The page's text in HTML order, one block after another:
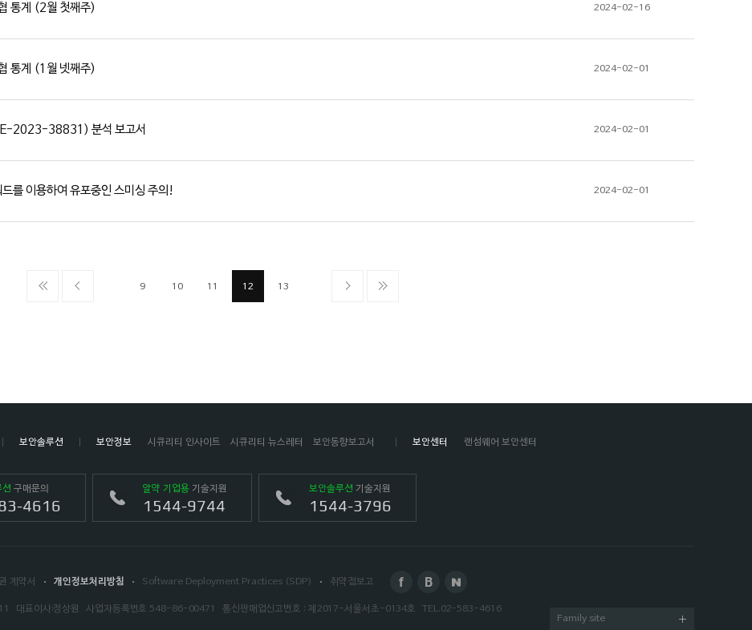
통계 (2월 첫째주) 2024-02-16
통계 (1월 넷째주) 2024-02-01
2023-38831) 분석 보고서 2024-02-01
를 이용하여 유포중인 스미싱 주의! 2024-02-01
9 10 11 12 13
보안솔루션 보안정보 시큐리티 인사이트 시큐리티 뉴스레터 보안동향보고서 보안센터 랜섬웨어 보안센터
구매문의
4616
알약 기업용 기술지원
1544-9744
보안솔루션 기술지원
1544-3796
계약서 개인정보처리방침 Software Deployment Practices (SDP) 취약점보고
Family site
대표이사:정상원 사업자등록번호 548-86-00471 통신판매업신고번호 : 제2017-서울서초-0134호 TEL.02-583-4616